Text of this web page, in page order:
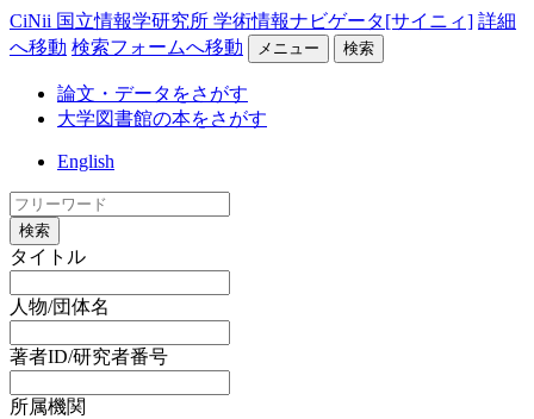
CiNii 国立情報学研究所 学術情報ナビゲータ[サイニィ] 詳細
へ移動 検索フォームへ移動 メニュー 検索
論文・データをさがす
大学図書館の本をさがす
English
検索
タイトル
人物/団体名
著者ID/研究者番号
所属機関